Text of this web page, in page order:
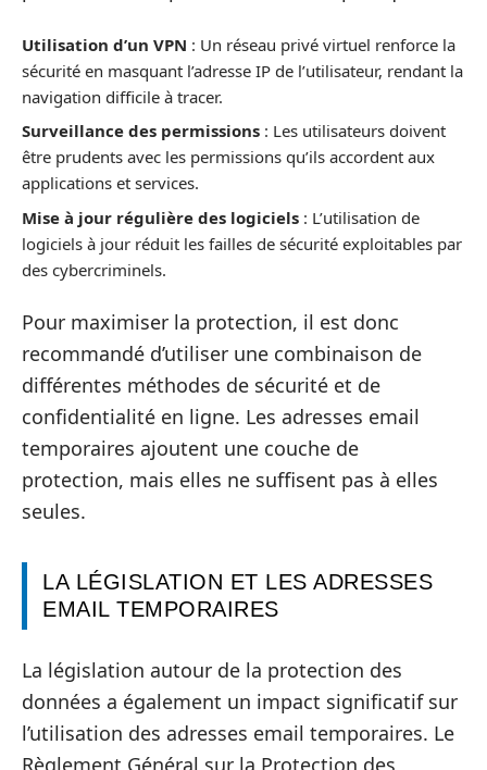
Utilisation d’un VPN : Un réseau privé virtuel renforce la
sécurité en masquant l’adresse IP de l’utilisateur, rendant la
navigation difficile à tracer.
Surveillance des permissions : Les utilisateurs doivent
être prudents avec les permissions qu’ils accordent aux
applications et services.
Mise à jour régulière des logiciels : L’utilisation de
logiciels à jour réduit les failles de sécurité exploitables par
des cybercriminels.
Pour maximiser la protection, il est donc
recommandé d’utiliser une combinaison de
différentes méthodes de sécurité et de
confidentialité en ligne. Les adresses email
temporaires ajoutent une couche de
protection, mais elles ne suffisent pas à elles
seules.
LA LÉGISLATION ET LES ADRESSES
EMAIL TEMPORAIRES
La législation autour de la protection des
données a également un impact significatif sur
l’utilisation des adresses email temporaires. Le
Règlement Général sur la Protection des